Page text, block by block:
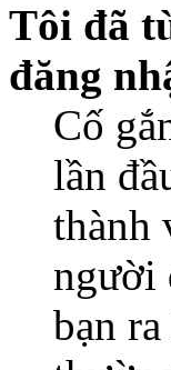
Tôi đã
đăng
Cố
lần
thành
người
bạn